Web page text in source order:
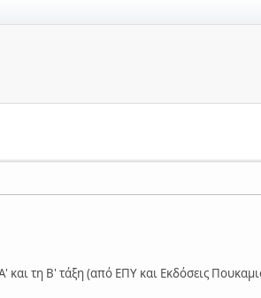
τη Β' τάξη (από ΕΠΥ και Εκδόσεις